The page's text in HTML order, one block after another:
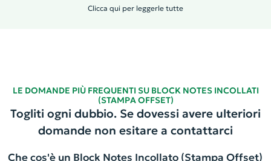
Clicca qui per leggerle tutte
LE DOMANDE PIÙ FREQUENTI SU BLOCK NOTES INCOLLATI
(STAMPA OFFSET)
Togliti ogni dubbio. Se dovessi avere ulteriori
domande non esitare a contattarci
Che cos'è un Block Notes Incollato (Stampa Offset)